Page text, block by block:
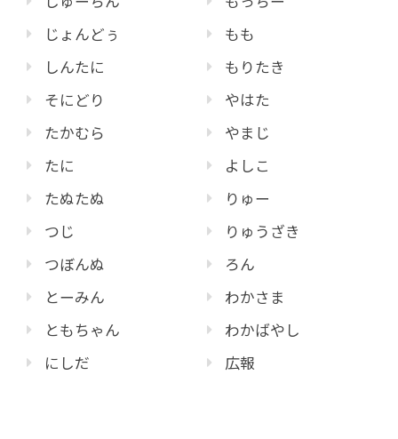
じょんどぅ
しんたに
そにどり
たかむら
たに
たぬたぬ
つじ
つぼんぬ
とーみん
ともちゃん
にしだ
もも
もりたき
やはた
やまじ
よしこ
りゅー
りゅうざき
ろん
わかさま
わかばやし
広報